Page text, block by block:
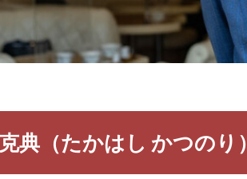
典（たかはし かつのり）